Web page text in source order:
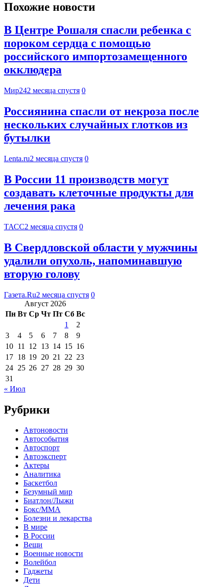
Похожие новости
В Центре Рошаля спасли ребенка с
пороком сердца с помощью
российского импортозамещенного
окклюдера
Мир242 месяца спустя 0
Россиянина спасли от некроза после
нескольких случайных глотков из
бутылки
Lenta.ru2 месяца спустя 0
В России 11 производств могут
создавать клеточные продукты для
лечения рака
ТАСС2 месяца спустя 0
В Свердловской области у мужчины
удалили опухоль, напоминавшую
вторую голову
Газета.Ru2 месяца спустя 0
Август 2026
Пн Вт Ср Чт Пт Сб Вс
1
2
3
4 5 6 7 8
9
10 11 12 13 14 15 16
17 18 19 20 21 22 23
24 25 26 27 28 29 30
31
« Июл
Рубрики
Автоновости
Автособытия
Автоспорт
Автоэксперт
Актеры
Аналитика
Баскетбол
Безумный мир
Биатлон/Лыжи
Бокс/MMA
Болезни и лекарства
В мире
В России
Вещи
Военные новости
Волейбол
Гаджеты
Дети